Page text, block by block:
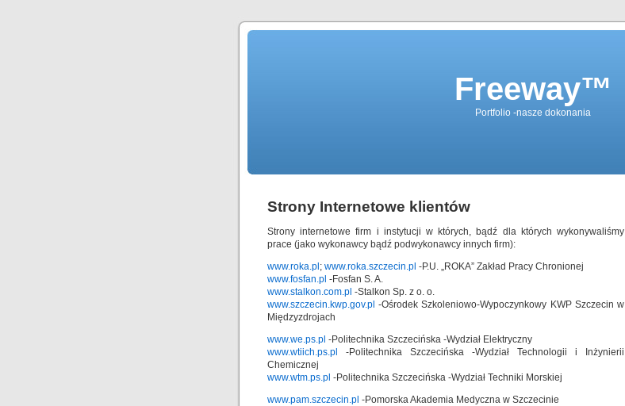
Freeway™
Portfolio -nasze dokonania
Strony Internetowe klientów
Strony internetowe firm i instytucji w których, bądź dla których wykonywaliśmy
prace (jako wykonawcy bądź podwykonawcy innych firm):
www.roka.pl ; www.roka.szczecin.pl -P.U. „ROKA” Zakład Pracy Chronionej
www.fosfan.pl -Fosfan S. A.
www.stalkon.com.pl -Stalkon Sp. z o. o.
www.szczecin.kwp.gov.pl -Ośrodek Szkoleniowo-Wypoczynkowy KWP Szczecin w
Międzyzdrojach
www.we.ps.pl -Politechnika Szczecińska -Wydział Elektryczny
www.wtiich.ps.pl
-Politechnika Szczecińska -Wydział Technologii i Inżynierii
Chemicznej
www.wtm.ps.pl -Politechnika Szczecińska -Wydział Techniki Morskiej
www.pam.szczecin.pl -Pomorska Akademia Medyczna w Szczecinie